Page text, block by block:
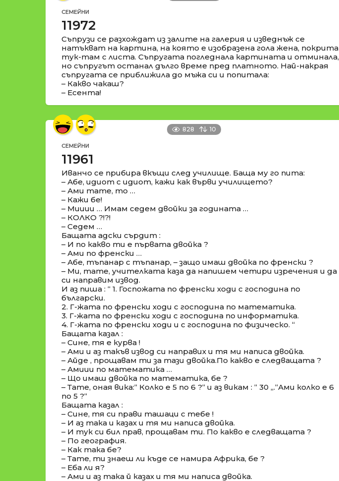
СЕМЕЙНИ
11972
Съпрузи се разхождат из залите на галерия и изведнъж се
натъкват на картина, на която е изобразена гола жена, покрита
тук-там с листа. Съпругата погледнала картината и отминала,
но съпругът останал дълго време пред платното. Най-накрая
съпругата се приближила до мъжа си и попитала:
– Какво чакаш?
– Есента!
828 10
СЕМЕЙНИ
11961
Иванчо се прибира вкъщи след училище. Баща му го пита:
– Абе, идиот с идиот, кажи как върви училището?
– Ами тате, то …
– Кажи бе!
– Мииии … Имам седем двойки за годината …
– КОЛКО ?!?!
– Седем …
Бащата адски сърдит :
– И по какво ти е първата двойка ?
– Ами по френски …
– Абе, тъпанар с тъпанар, – защо имаш двойка по френски ?
– Ми, тате, учителката каза да напишем четири изречения и да
си направим извод.
И аз пиша : “ 1. Госпожата по френски ходи с господина по
български.
2. Г-жата по френски ходи с господина по математика.
3. Г-жата по френски ходи с господина по информатика.
4. Г-жата по френски ходи и с господина по физическо. “
Бащата казал :
– Сине, тя е курва !
– Ами и аз такъв извод си направих и тя ми написа двойка.
– Айде , прощавам ти за тази двойка.По какво е следващата ?
– Амиии по математика …
– Що имаш двойка по математика, бе ?
– Тате, оная вика:“ Колко е 5 по 6 ?“ и аз викам : “ 30 „.“Ами колко е 6
по 5 ?“
Бащата казал :
– Сине, тя си прави ташаци с тебе !
– И аз така и казах и тя ми написа двойка.
– И тук си бил прав, прощавам ти. По какво е следващата ?
– По география.
– Как така бе?
– Тате, ти знаеш ли къде се намира Африка, бе ?
– Еба ли я?
– Ами и аз така й казах и тя ми написа двойка.